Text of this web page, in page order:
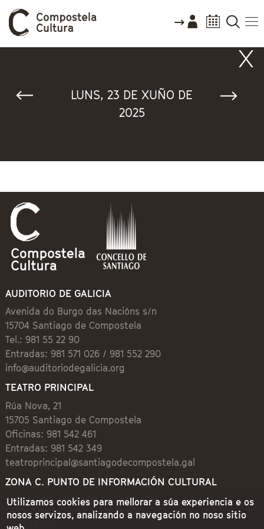
LUNS, 23 DE XUÑO DE
2025
AUDITORIO DE GALICIA
Avenida do Burgo das Nacións s/n
15704 Santiago de Compostela
Tel.: 981 55 22 90
Entradas: 981 571 026 / 981 552 290
info@auditoriodegalicia.org
TEATRO PRINCIPAL
Rúa Nova, 21
15705 Santiago de Compostela
Oficinas: 981 542 461
Entradas: 981 542 349
teatroprincipal@santiagodecompostela.gal
ZONA C. PUNTO DE INFORMACIÓN CULTURAL
Preguntoiro, 1 (Praza de Cervantes)
15704 Santiago de Compostela
981 542 462
Utilizamos cookies para mellorar a súa experiencia e os
nosos servizos, analizando a navegación no noso sitio